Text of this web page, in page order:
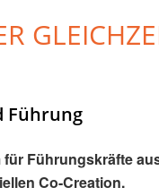
Führung
Führungskräfte
Co-Creation.